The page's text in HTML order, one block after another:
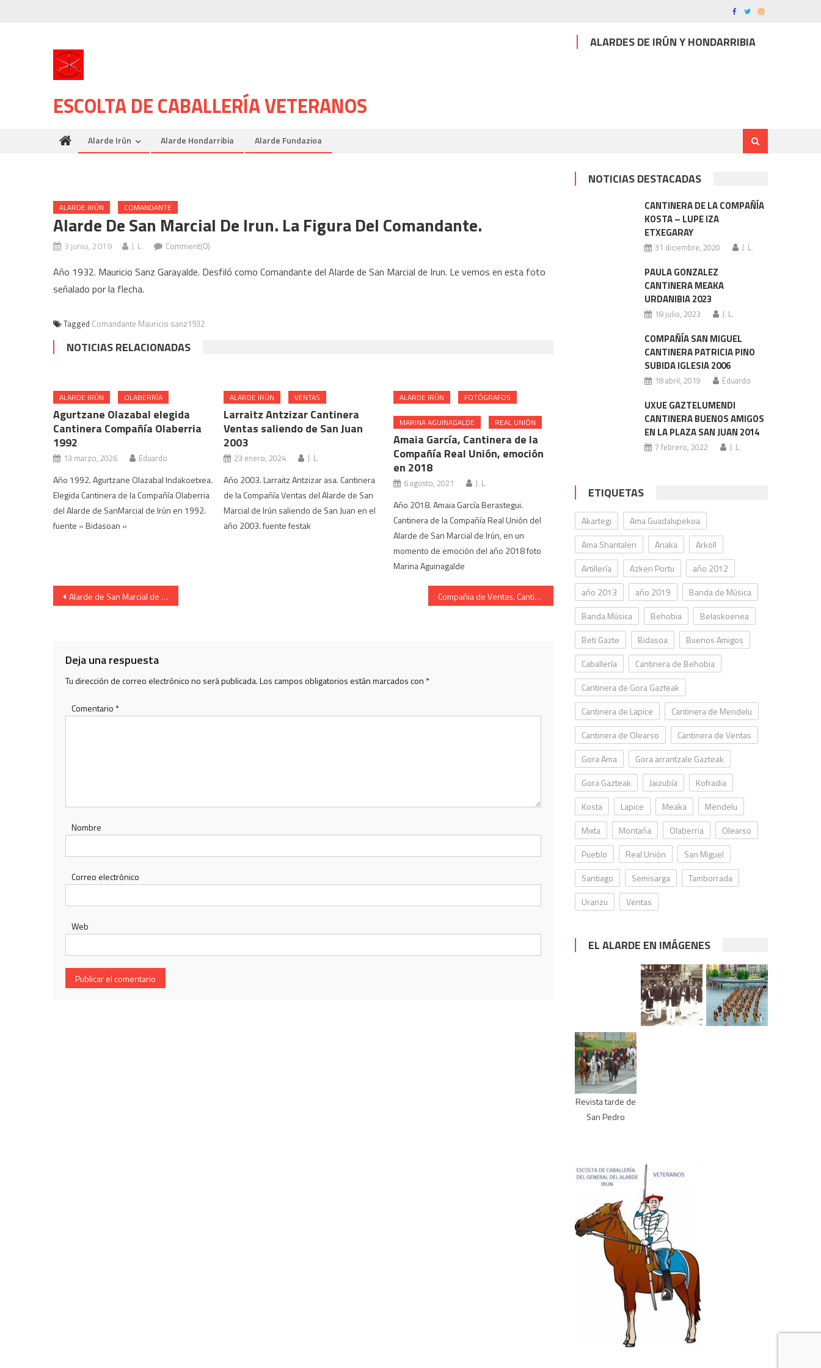
ESCOLTA DE CABALLERÍA VETERANOS
ALARDES DE IRÚN Y HONDARRIBIA
Alarde Irún Alarde Hondarribia Alarde Fundazioa
ALARDE IRÚN COMANDANTE
Alarde De San Marcial De Irun. La Figura Del Comandante.
3 junio, 2019 J. L. Comment(0)
Año 1932. Mauricio Sanz Garayalde. Desfiló como Comandante del Alarde de San Marcial de Irun. Le vemos en esta foto
señalado por la flecha.
Tagged Comandante Mauricio sanz1932
NOTICIAS RELACIONADAS
ALARDE IRÚN OLABERRÍA
Agurtzane Olazabal elegida
Cantinera Compañía Olaberria
1992
13 marzo, 2026 Eduardo
Año 1992. Agurtzane Olazabal Indakoetxea.
Elegida Cantinera de la Compañía Olaberria
del Alarde de SanMarcial de Irún en 1992.
fuente » Bidasoan «
ALARDE IRÚN VENTAS
Larraitz Antzizar Cantinera
Ventas saliendo de San Juan
2003
23 enero, 2024 J. L.
Año 2003. Larraitz Antzizar asa. Cantinera
de la Compañía Ventas del Alarde de San
Marcial de Irún saliendo de San Juan en el
año 2003. fuente festak
ALARDE IRÚN FOTÓGRAFOS
MARINA AGUINAGALDE REAL UNIÓN
Amaia García, Cantinera de la
Compañía Real Unión, emoción
en 2018
6 agosto, 2021 J. L.
Año 2018. Amaia García Berastegui.
Cantinera de la Compañía Real Unión del
Alarde de San Marcial de Irún, en un
momento de emoción del año 2018 foto
Marina Aguinagalde
Navegación
Alarde de San Marcial de Irun. Cantinera de Caballeria. Compañia de Ventas. Cantinera 2019.Alarde de San Marcial de Irun.
Deja una respuesta
Tu dirección de correo electrónico no será publicada.Los campos obligatorios están marcados con *
Comentario *
Nombre
Correo electrónico
Web
NOTICIAS DESTACADAS
CANTINERA DE LA COMPAÑÍA
KOSTA – LUPE IZA
ETXEGARAY
31 diciembre, 2020 J. L.
PAULA GONZALEZ
CANTINERA MEAKA
URDANIBIA 2023
18 julio, 2023 J. L.
COMPAÑÍA SAN MIGUEL
CANTINERA PATRICIA PINO
SUBIDA IGLESIA 2006
18 abril, 2019 Eduardo
UXUE GAZTELUMENDI
CANTINERA BUENOS AMIGOS
EN LA PLAZA SAN JUAN 2014
7 febrero, 2022 J. L.
ETIQUETAS
Akartegi
Ama Guadalupekoa
Ama Shantalen
Anaka
Arkoll
Artillería
Azken Portu
año 2012
año 2013
año 2019
Banda de Música
Banda Música
Behobia
Belaskoenea
Beti Gazte
Bidasoa
Buenos Amigos
Caballería
Cantinera de Behobia
Cantinera de Gora Gazteak
Cantinera de Lapice
Cantinera de Mendelu
Cantinera de Olearso
Cantinera de Ventas
Gora Ama
Gora arrantzale Gazteak
Gora Gazteak
Jaizubía
Kofradia
Kosta
Lapice Meaka
Mendelu
Mixta
Montaña Olaberria
Olearso
Pueblo
Real Unión
San Miguel
Santiago
Semisarga
Tamborrada
Uranzu
Ventas
EL ALARDE EN IMÁGENES
Revista tarde de
San Pedro